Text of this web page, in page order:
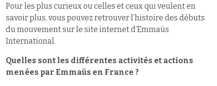
Pour les plus curieux ou celles et ceux qui veulent en
savoir plus, vous pouvez retrouver l’histoire des débuts
du mouvement sur le site internet d’Emmaüs
International.
Quelles sont les différentes activités et actions
menées par Emmaüs en France ?